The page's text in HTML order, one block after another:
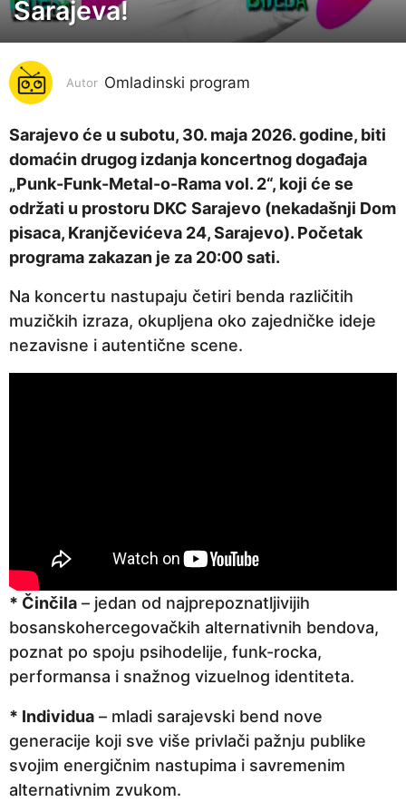
s
c
a
p
j
e
j
e
s
e
Sarajeva!
Autor Omladinski program
Sarajevo će u subotu, 30. maja 2026. godine, biti
domaćin drugog izdanja koncertnog događaja
„Punk-Funk-Metal-o-Rama vol. 2“, koji će se
održati u prostoru DKC Sarajevo (nekadašnji Dom
pisaca, Kranjčevićeva 24, Sarajevo). Početak
programa zakazan je za 20:00 sati.
Na koncertu nastupaju četiri benda različitih
muzičkih izraza, okupljena oko zajedničke ideje
nezavisne i autentične scene.
* Činčila – jedan od najprepoznatljivijih
bosanskohercegovačkih alternativnih bendova,
poznat po spoju psihodelije, funk-rocka,
performansa i snažnog vizuelnog identiteta.
* Individua – mladi sarajevski bend nove
generacije koji sve više privlači pažnju publike
svojim energičnim nastupima i savremenim
alternativnim zvukom.